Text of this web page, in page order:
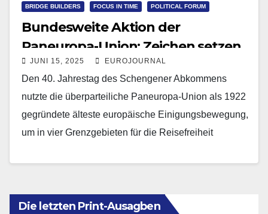
BRIDGE BUILDERS FOCUS IN TIME POLITICAL FORUM
Bundesweite Aktion der
Paneuropa-Union: Zeichen setzen
für die Schengen-Freiheit!
JUNI 15, 2025 EUROJOURNAL
Den 40. Jahrestag des Schengener Abkommens
nutzte die überparteiliche Paneuropa-Union als 1922
gegründete älteste europäische Einigungsbewegung,
um in vier Grenzgebieten für die Reisefreiheit
Die letzten Print-Ausagben